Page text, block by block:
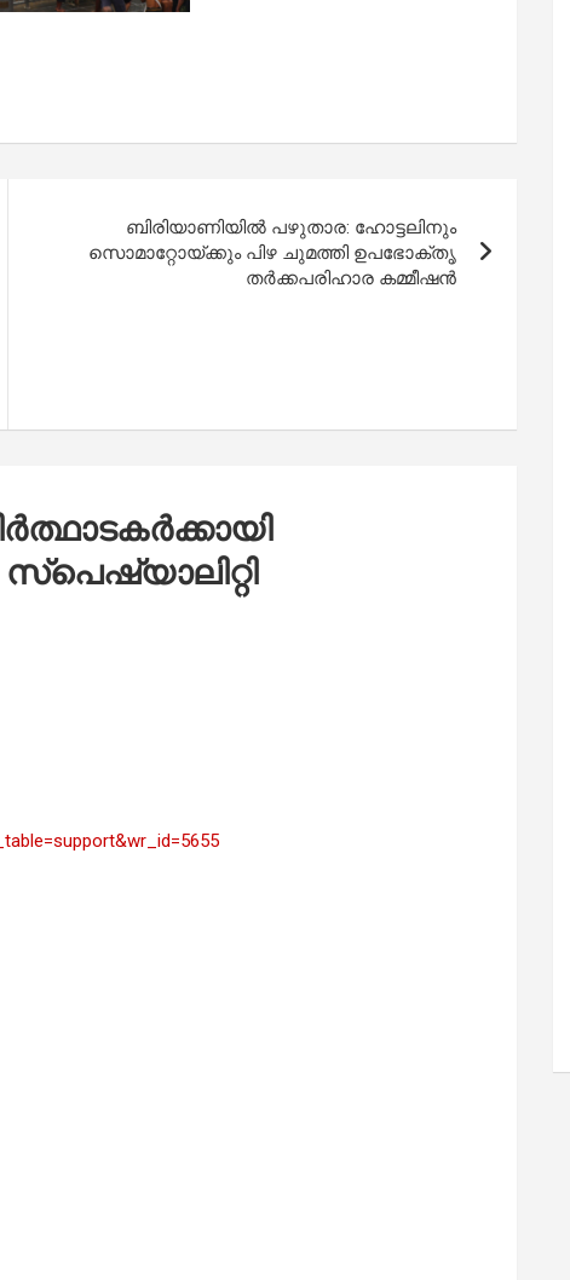
ബിരിയാണിയിൽ പഴുതാര: ഹോട്ടലിനും
സൊമാറ്റോയ്ക്കും പിഴ ചുമത്തി ഉപഭോക്തൃ
തർക്കപരിഹാര കമ്മീഷൻ